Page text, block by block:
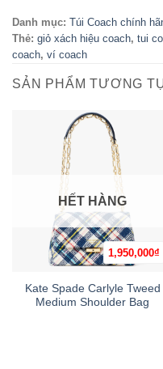
Danh mục: Túi Coach chính
Thẻ: giỏ xách hiệu coach, tui
coach, ví coach
SẢN PHẨM TƯƠNG
1,950,000₫
HẾT HÀNG
Kate Spade Carlyle Tweed
Medium Shoulder Bag